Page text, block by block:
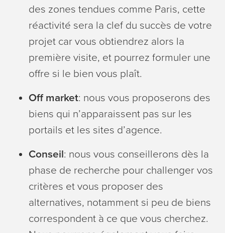
des zones tendues comme Paris, cette
réactivité sera la clef du succès de votre
projet car vous obtiendrez alors la
première visite, et pourrez formuler une
offre si le bien vous plaît.
Off market: nous vous proposerons des
biens qui n’apparaissent pas sur les
portails et les sites d’agence.
Conseil: nous vous conseillerons dès la
phase de recherche pour challenger vos
critères et vous proposer des
alternatives, notamment si peu de biens
correspondent à ce que vous cherchez.